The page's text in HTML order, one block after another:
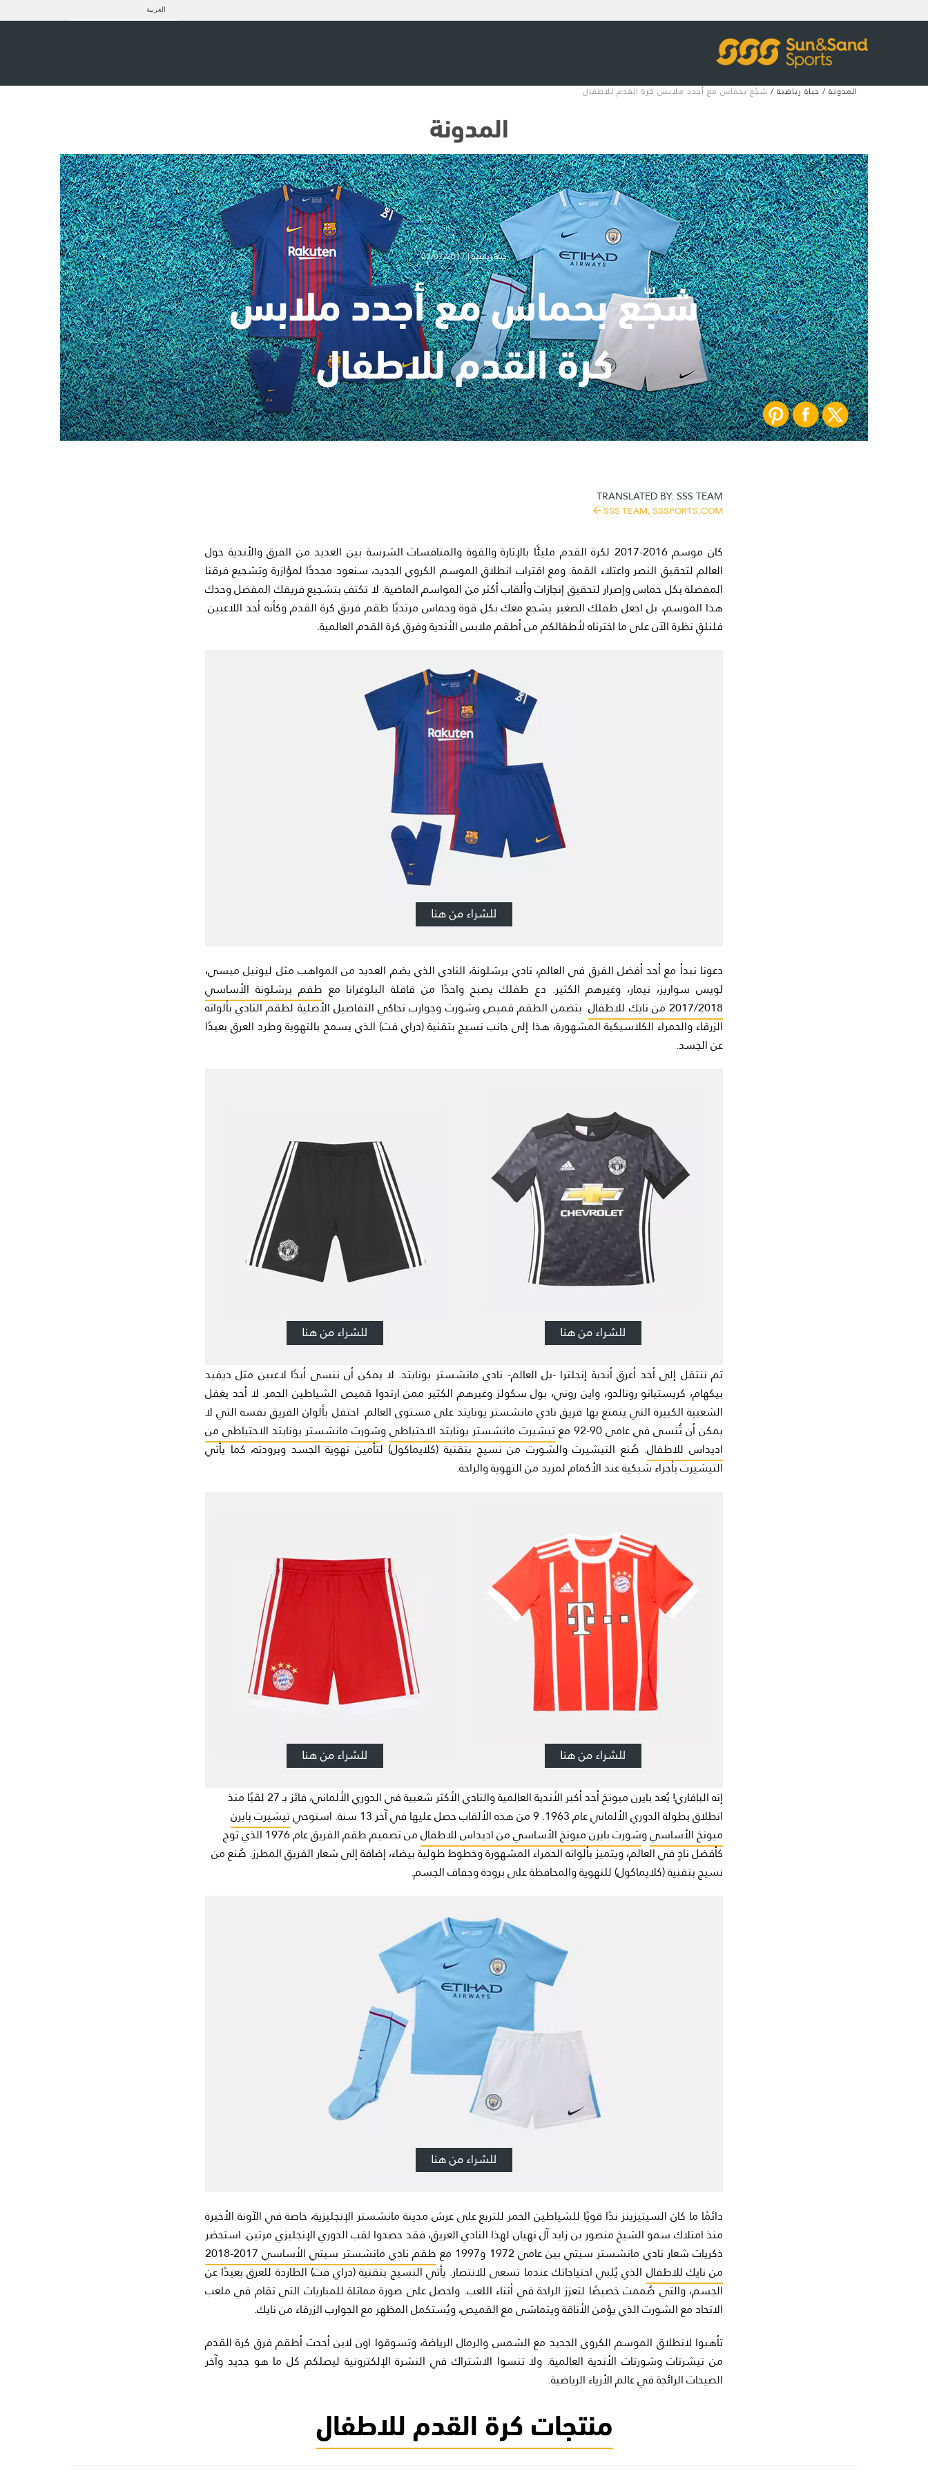
العربية
المدونة/ حياة رياضية/ شجّع بحماس مع أجدد ملابس كرة القدم للاطفال
المدونة
حياة رياضية | 03/07/2017
شجّع بحماس مع أجدد ملابس
كرة القدم للاطفال
TRANSLATED BY:SSS TEAM
SSS TEAM, SSSPORTS.COM
كان موسم 2016-2017 لكرة القدم مليئًا بالإثارة والقوة والمنافسات الشرسة بين العديد من الفرق والأندية حول
العالم لتحقيق النصر واعتلاء القمة. ومع اقتراب انطلاق الموسم الكروي الجديد، سنعود مجددًا لمؤازرة وتشجيع فرقنا
المفضلة بكل حماس وإصرار لتحقيق إنجازات وألقاب أكثر من المواسم الماضية. لا تكتفِ بتشجيع فريقك المفضل وحدك
هذا الموسم، بل اجعل طفلك الصغير يشجع معك بكل قوة وحماس مرتديًا طقم فريق كرة القدم وكأنه أحد اللاعبين.
فلنلقِ نظرة الآن على ما اخترناه لأطفالكم من أطقم ملابس الأندية وفرق كرة القدم العالمية.
دعونا نبدأ مع أحد أفضل الفرق في العالم، نادي برشلونة، النادي الذي يضم العديد من المواهب مثل ليونيل ميسي،
لويس سواريز، نيمار، وغيرهم الكثير. دع طفلك يصبح واحدًا من قافلة البلوغرانا مع طقم برشلونة الأساسي
2017/2018 من نايك للاطفال
. يتضمن الطقم قميص وشورت وجوارب تحاكي التفاصيل الأصلية لطقم النادي بألوانه
الزرقاء والحمراء الكلاسيكية المشهورة، هذا إلى جانب نسيج بتقنية (دراي فت) الذي يسمح بالتهوية وطرد العرق بعيدًا
عن الجسد.
ثم ننتقل إلى أحد أعرق أندية إنجلترا -بل العالم- نادي مانشستر يونايتد. لا يمكن أن ننسى أبدًا لاعبين مثل ديفيد
بيكهام، كريستيانو رونالدو، واين روني، بول سكولز وغيرهم الكثير ممن ارتدوا قميص الشياطين الحمر. لا أحد يغفل
الشعبية الكبيرة التي يتمتع بها فريق نادي مانشستر يونايتد على مستوى العالم. احتفل بألوان الفريق نفسه التي لا
يمكن أن تُنسى في عامي 90-92 مع
تيشيرت مانشستر يونايتد الاحتياطيوشورت مانشستر يونايتد الاحتياطي من
اديداس للاطفال. صُنع التيشيرت والشورت من نسيج بتقنية (كلايماكول) لتأمين تهوية الجسد وبرودته، كما يأتي
التيشيرت بأجزاء شبكية عند الأكمام لمزيد من التهوية والراحة.
إنه البافاري! يُعد بايرن ميونخ أحد أكبر الأندية العالمية والنادي الأكثر شعبية في الدوري الألماني، فائز بـ 27 لقبًا منذ
انطلاق بطولة الدوري الألماني عام 1963. 9 من هذه الألقاب حصل عليها في آخر 13 سنة. استوحي
تيشيرت بايرن
ميونخ الأساسيوشورت بايرن ميونخ الأساسي من اديداس للاطفال
من تصميم طقم الفريق عام 1976 الذي توج
كأفضل نادٍ في العالم، ويتميز بألوانه الحمراء المشهورة وخطوط طولية بيضاء، إضافة إلى شعار الفريق المطرز. صُنع من
نسيج بتقنية (كلايماكول) للتهوية والمحافظة على برودة وجفاف الجسم.
دائمًا ما كان السيتيزينز ندًا قويًا للشياطين الحمر للتربع على عرش مدينة مانشستر الإنجليزية، خاصة في الآونة الأخيرة
منذ امتلاك سمو الشيخ منصور بن زايد آل نهيان لهذا النادي العريق، فقد حصدوا لقب الدوري الإنجليزي مرتين. استحضر
ذكريات شعار نادي مانشستر سيتي بين عامي 1972 و1997 مع
طقم نادي مانشستر سيتي الأساسي 2017-2018
من نايك للاطفال الذي يُلبي احتياجاتك عندما تسعى للانتصار. يأتي النسيج بتقنية (دراي فت) الطاردة للعرق بعيدًا عن
الجسم، والتي صُممت خصيصًا لتعزز الراحة في أثناء اللعب. واحصل على صورة مماثلة للمباريات التي تقام في ملعب
الاتحاد مع الشورت الذي يؤمن الأناقة ويتماشى مع القميص، ويُستكمل المظهر مع الجوارب الزرقاء من نايك.
تأهبوا لانطلاق الموسم الكروي الجديد مع الشمس والرمال الرياضة، وتسوقوا اون لاين أحدث أطقم فرق كرة القدم
من تيشرتات وشورتات الأندية العالمية. ولا تنسوا الاشتراك في النشرة الإلكترونية ليصلكم كل ما هو جديد وآخر
الصيحات الرائجة في عالم الأزياء الرياضية.
منتجات كرة القدم للاطفال